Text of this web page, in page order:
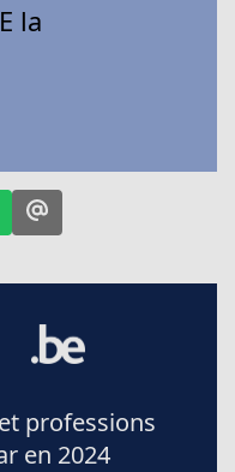
la
professions
en 2024